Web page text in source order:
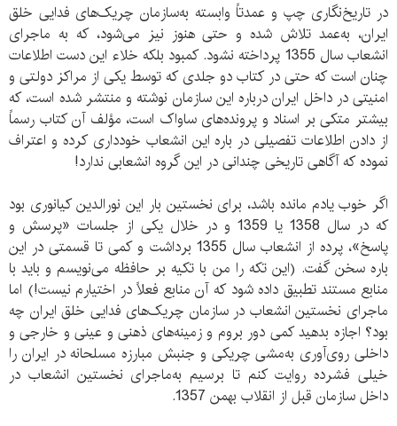
در تاریخ‌نگاری چپ و عمدتاً وابسته به‌سازمان چریک‌های فدایی خلق
ایران، به‌عمد تلاش شده و حتی هنوز نیز می‌شود، که به ماجرای
انشعاب سال 1355 پرداخته نشود. کمبود بلکه خلاء این دست اطلاعات
چنان است که حتی در کتاب دو جلدی که توسط یکی از مراکز دولتی و
امنیتی در داخل ایران درباره این سازمان نوشته و منتشر شده است، که
بیشتر متکی بر اسناد و پرونده‌های ساواک است، مؤلف آن کتاب رسماً
از دادن اطلاعات تفصیلی در باره این انشعاب خودداری کرده و اعتراف
نموده که آگاهی تاریخی چندانی در این گروه انشعابی ندارد!
اگر خوب یادم مانده باشد، برای نخستین بار این نورالدین کیانوری بود
که در سال 1358 یا 1359 و در خلال یکی از جلسات «پرسش و
پاسخ»، پرده از انشعاب سال 1355 برداشت و کمی تا قسمتی در این
باره سخن گفت. (این تکه را من با تکیه بر حافظه می‌نویسم و باید با
منابع مستند تطبیق داده شود که آن منابع فعلاً در اختیارم نیست!) اما
ماجرای نخستین انشعاب در سازمان چریک‌های فدایی خلق ایران چه
بود؟ اجازه بدهید کمی دور بروم و زمینه‌های ذهنی و عینی و خارجی و
داخلی روی‌آوری به‌مشی چریکی و جنبش مبارزه مسلحانه در ایران را
خیلی فشرده روایت کنم تا برسیم به‌ماجرای نخستین انشعاب در
داخل سازمان قبل از انقلاب بهمن 1357.